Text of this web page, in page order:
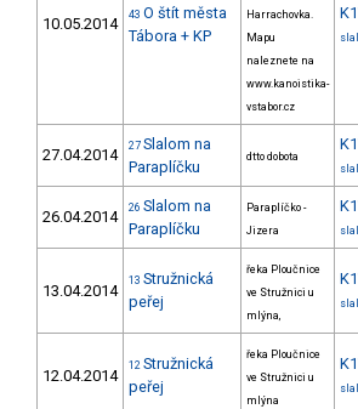
10.05.2014 43 O štít města
Tábora + KP
Harrachovka.
Mapu
naleznete na
www.kanoistika-
vstabor.cz
27.04.2014 27 Slalom na
Paraplíčku
dtto dobota
26.04.2014 26 Slalom na
Paraplíčku
Paraplíčko -
Jizera
13.04.2014
13 Stružnická
peřej
řeka Ploučnice
ve Stružnici u
mlýna,
12.04.2014
12 Stružnická
peřej
řeka Ploučnice
ve Stružnici u
mlýna